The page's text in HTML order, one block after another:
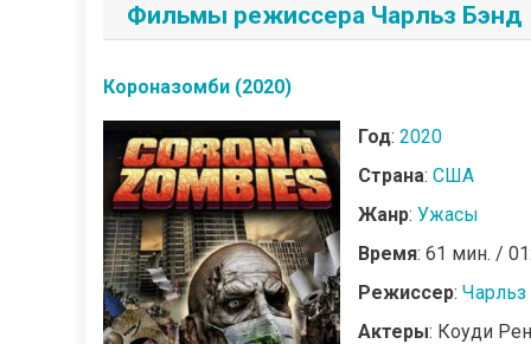
Фильмы режиссера Чарльз Бэнд
Короназомби (2020)
Год: 2020
Страна: США
Жанр: Ужасы
Время: 61 мин. /
Режиссер:
Актеры: Коуди